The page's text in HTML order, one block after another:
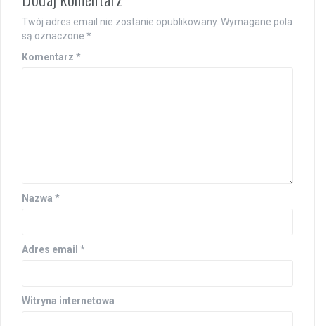
Twój adres email nie zostanie opublikowany. Wymagane pola
są oznaczone *
Komentarz *
Nazwa *
Adres email *
Witryna internetowa